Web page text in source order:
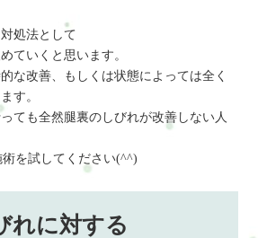
処法として
ていくと思います。
な改善、もしくは状態によっては全く
す。
ても全然腿裏のしびれが改善しない人
術を試してください(^^)
れに対する